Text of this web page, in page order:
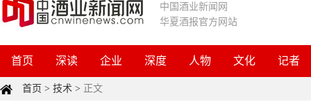
中国酒业新闻网
华夏酒报官方网站
首页 深读 企业 深度 人物 文化 记者
首页 > 技术 > 正文